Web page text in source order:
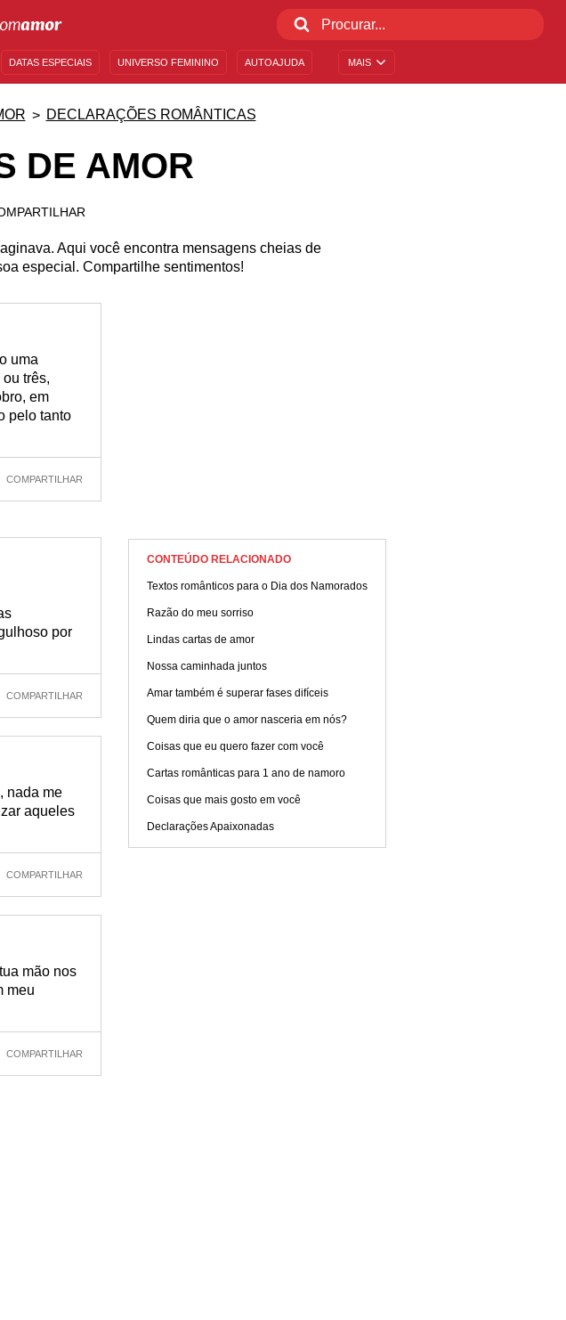
MAIS
DATAS ESPECIAIS UNIVERSO FEMININO AUTOAJUDA
DECLARAÇÕES ROMÂNTICAS
DE AMOR
Aqui você encontra mensagens cheias de
especial. Compartilhe sentimentos!
uma
três,
em
pelo tanto
COMPARTILHAR
por
COMPARTILHAR
nada me
aqueles
COMPARTILHAR
mão nos
meu
COMPARTILHAR
CONTEÚDO RELACIONADO
Textos românticos para o Dia dos Namorados
Razão do meu sorriso
Lindas cartas de amor
Nossa caminhada juntos
Amar também é superar fases difíceis
Quem diria que o amor nasceria em nós?
Coisas que eu quero fazer com você
Cartas românticas para 1 ano de namoro
Coisas que mais gosto em você
Declarações Apaixonadas